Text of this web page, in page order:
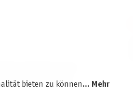
bieten zu können... Mehr